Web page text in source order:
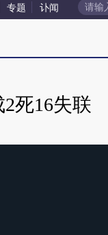
专题 讣闻
死16失联